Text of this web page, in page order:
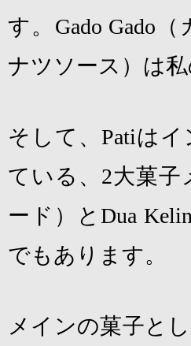
す。 Gado Gado
ナツソース）は
そして、 Patiはイ
ている、 2大菓子
ード）とDua
でもあります。
メインの菓子と